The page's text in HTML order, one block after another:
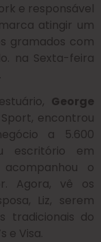
e responsável
atingir um
gramados com
na Sexta-feira
George
encontrou
a 5.600
escritório em
o
Agora, vê os
Liz, serem
tradicionais do
e Visa.